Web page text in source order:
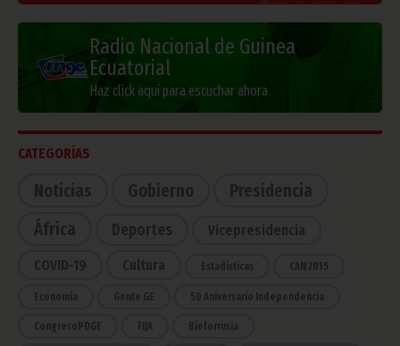
Radio Nacional de Guinea
Ecuatorial
Haz click aquí para escuchar ahora
CATEGORÍAS
Noticias Gobierno
Presidencia
África
Deportes Vicepresidencia
COVID-19 Cultura Estadísticas CAN 2015
Economía Gente GE 50 Aniversario Independencia
CongresoPDGE FIJA Bielorrusia